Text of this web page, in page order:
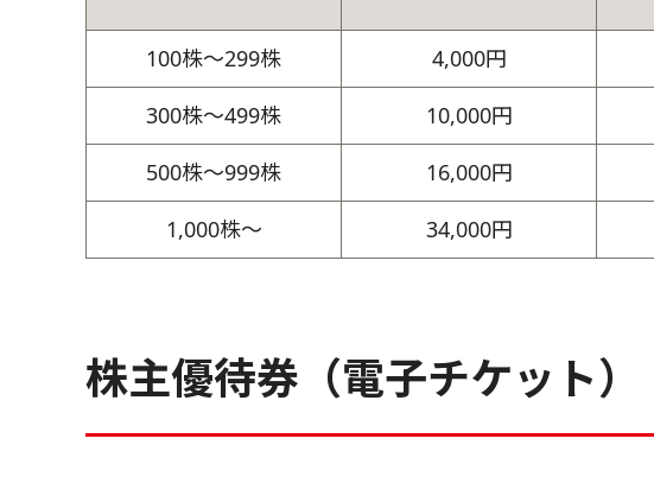
100株～299株
4,000円
300株～499株
10,000円
500株～999株
16,000円
1,000株～
34,000円
株主優待券（電子チケット）